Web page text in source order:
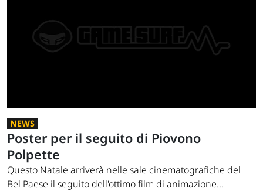
NEWS
Poster per il seguito di Piovono
Polpette
Questo Natale arriverà nelle sale cinematografiche del
Bel Paese il seguito dell'ottimo film di animazione...